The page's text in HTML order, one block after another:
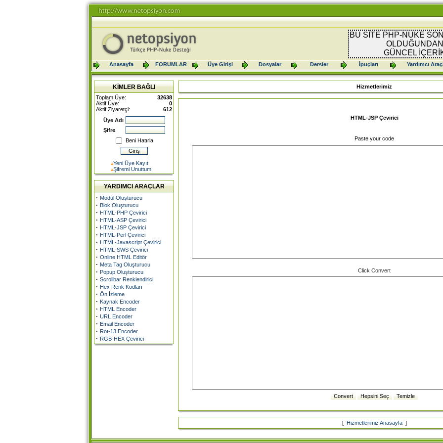
BU SİTE PHP-NUKE
GÜNCEL
Anasayfa FORUMLAR Üye Girişi Dosyalar Dersler İpuçları Yardımcı
KİMLER BAĞLI
Toplam Üye:
32638
Aktif Üye:
0
Aktif Ziyaretçi:
612
Üye Adı
Şifre
Beni Hatırla
Yeni Üye Kayıt
Şifremi Unuttum
YARDIMCI ARAÇLAR
· Modül Oluşturucu
· Blok Oluşturucu
· HTML-PHP Çevirici
· HTML-ASP Çevirici
· HTML-JSP Çevirici
· HTML-Perl Çevirici
· HTML-Javascript Çevirici
· HTML-SWS Çevirici
· Online HTML Editör
· Meta Tag Oluşturucu
· Popup Oluşturucu
· Scrollbar Renklendirici
· Hex Renk Kodları
· Ön İzleme
· Kaynak Encoder
· HTML Encoder
· URL Encoder
· Email Encoder
· Rot-13 Encoder
· RGB-HEX Çevirici
Hizmetlerimiz
HTML-JSP Çevirici
Paste your code
Click Convert
[ Hizmetlerimiz Anasayfa]